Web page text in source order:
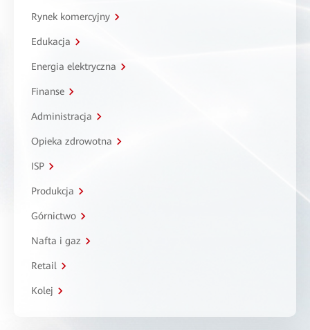
Rynek komercyjny
Edukacja
Energia elektryczna
Finanse
Administracja
Opieka zdrowotna
ISP
Produkcja
Górnictwo
Nafta i gaz
Retail
Kolej